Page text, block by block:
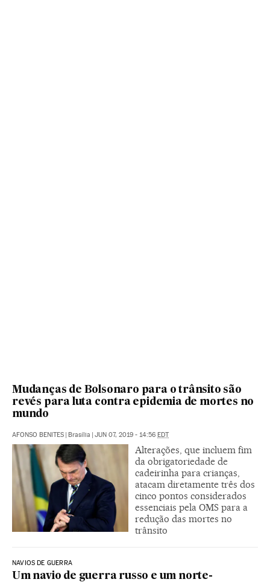
Mudanças de Bolsonaro para o trânsito são
revés para luta contra epidemia de mortes no
mundo
AFONSO BENITES | Brasília | JUN 07, 2019 - 14:56 EDT
Alterações, que incluem fim
da obrigatoriedade de
cadeirinha para crianças,
atacam diretamente três dos
cinco pontos considerados
essenciais pela OMS para a
redução das mortes no
trânsito
NAVIOS DE GUERRA
Um navio de guerra russo e um norte-